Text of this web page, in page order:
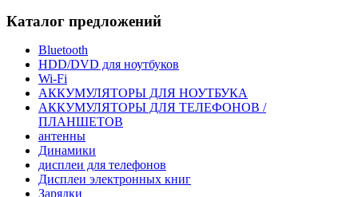
Каталог предложений
Bluetooth
HDD/DVD для ноутбуков
Wi-Fi
АККУМУЛЯТОРЫ ДЛЯ НОУТБУКА
АККУМУЛЯТОРЫ ДЛЯ ТЕЛЕФОНОВ /
ПЛАНШЕТОВ
антенны
Динамики
дисплеи для телефонов
Дисплеи электронных книг
Зарядки